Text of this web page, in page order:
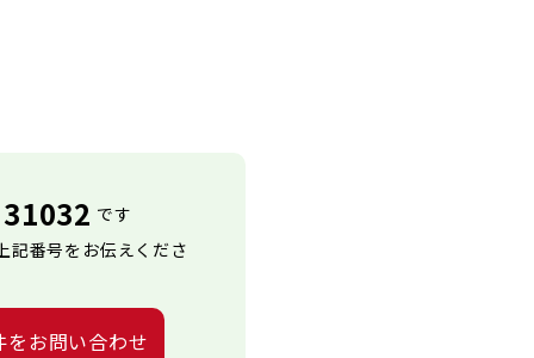
31032 です
記番号をお伝えくださ
をお問い合わせ